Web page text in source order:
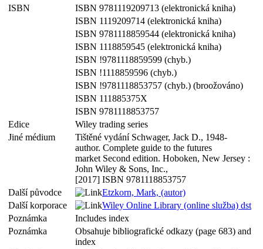
ISBN
ISBN 9781119209713 (elektronická kniha)
ISBN 1119209714 (elektronická kniha)
ISBN 9781118859544 (elektronická kniha)
ISBN 1118859545 (elektronická kniha)
ISBN !9781118859599 (chyb.)
ISBN !1118859596 (chyb.)
ISBN !9781118853757 (chyb.) (broožováno)
ISBN 111885375X
ISBN 9781118853757
Edice
Wiley trading series
Jiné médium
Tištěné vydání Schwager, Jack D., 1948-
author. Complete guide to the futures
market Second edition. Hoboken, New Jersey :
John Wiley & Sons, Inc.,
[2017] ISBN 9781118853757
Další původce
Etzkorn, Mark, (autor)
Další korporace
Wiley Online Library (online služba) dst
Poznámka
Includes index
Poznámka
Obsahuje bibliografické odkazy (page 683) and
index